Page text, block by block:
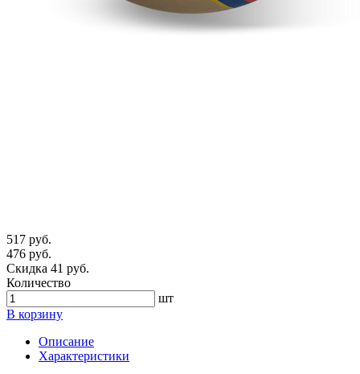
517 руб.
476 руб.
Скидка 41 руб.
Количество
шт
В корзину
Описание
Характеристики